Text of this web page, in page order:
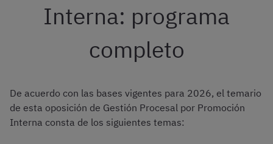
Interna: programa
completo
De acuerdo con las bases vigentes para 2026, el temario
de esta oposición de Gestión Procesal por Promoción
Interna consta de los siguientes temas: